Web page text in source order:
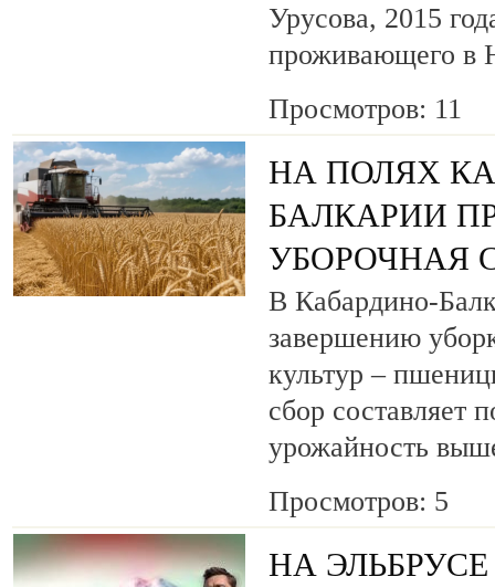
Урусова, 2015
проживающего в
Просмотров: 11
НА ПОЛЯХ
БАЛКАРИИ
УБОРОЧНАЯ
В Кабардино-
завершению
культур –
сбор составляет
урожайность
Просмотров: 5
НА